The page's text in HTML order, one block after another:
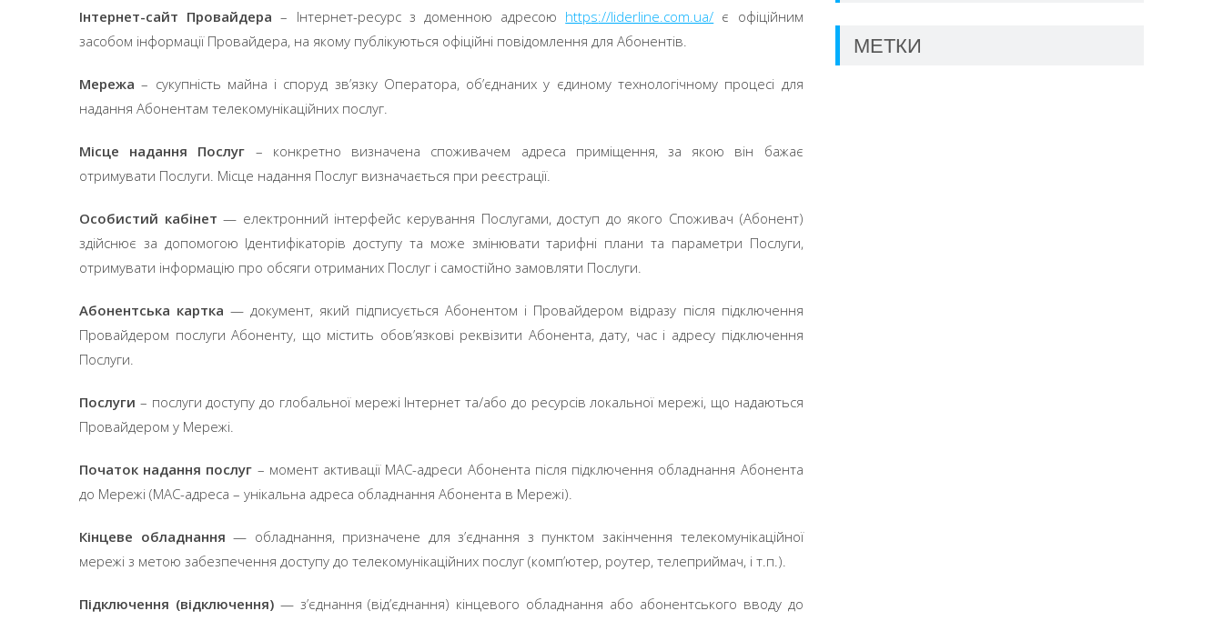
Інтернет-сайт Провайдера– Інтернет-ресурс з доменною адресою https://liderline.com.ua/ є офіційним
засобом інформації Провайдера, на якому публікуються офіційні повідомлення для Абонентів.
Мережа– сукупність майна і споруд зв’язку Оператора, об’єднаних у єдиному технологічному процесі для
надання Абонентам телекомунікаційних послуг.
Місце надання Послуг – конкретно визначена споживачем адреса приміщення, за якою він бажає
отримувати Послуги. Місце надання Послуг визначається при реєстрації.
Особистий кабінет— електронний інтерфейс керування Послугами, доступ до якого Споживач (Абонент)
здійснює за допомогою Ідентифікаторів доступу та може змінювати тарифні плани та параметри Послуги,
отримувати інформацію про обсяги отриманих Послуг і самостійно замовляти Послуги.
Абонентська картка— документ, який підписується Абонентом і Провайдером відразу після підключення
Провайдером послуги Абоненту, що містить обов’язкові реквізити Абонента, дату, час і адресу підключення
Послуги.
Послуги – послуги доступу до глобальної мережі Інтернет та/або до ресурсів локальної мережі, що надаються
Провайдером у Мережі.
Початок надання послуг – момент активації MAC-адреси Абонента після підключення обладнання Абонента
до Мережі (MAC-адреса – унікальна адреса обладнання Абонента в Мережі).
Кінцеве обладнання— обладнання, призначене для з’єднання з пунктом закінчення телекомунікаційної
мережі з метою забезпечення доступу до телекомунікаційних послуг (комп’ютер, роутер, телеприймач, і т.п.).
Підключення (відключення) — з’єднання (від’єднання) кінцевого обладнання або абонентського вводу до
МЕТКИ